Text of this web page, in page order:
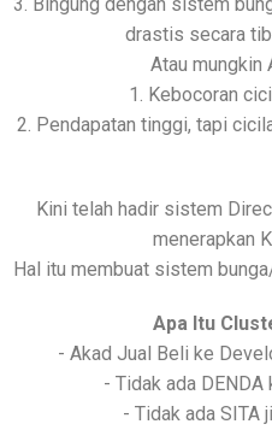
drastis secara
Atau mungkin
1. Kebocoran
2. Pendapatan tinggi, tapi
Kini telah hadir sistem
menerapkan
Hal itu membuat sistem
Apa Itu
- Akad Jual Beli ke
- Tidak ada DENDA
- Tidak ada SITA